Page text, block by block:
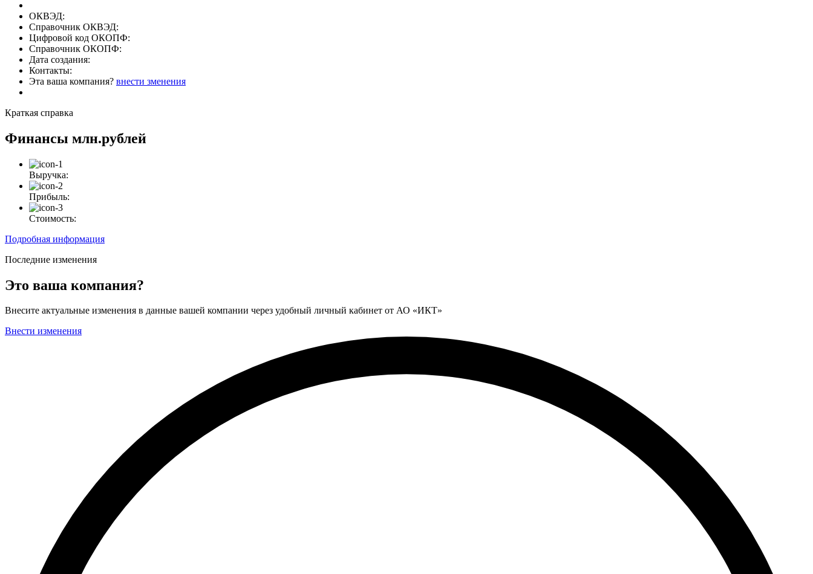
ОКВЭД:
Справочник ОКВЭД:
Цифровой код ОКОПФ:
Справочник ОКОПФ:
Дата создания:
Контакты:
Эта ваша компания? внести зменения
Краткая справка
Финансы млн.рублей
Выручка:
Прибыль:
Стоимость:
Подробная информация
Последние изменения
Это ваша компания?
Внесите актуальные изменения в данные вашей компании через удобный личный кабинет от АО «ИКТ»
Внести изменения